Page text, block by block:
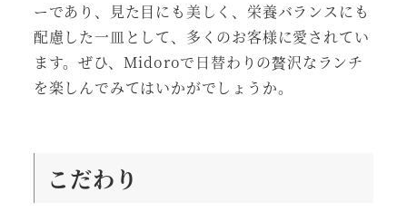
ーであり、見た目にも美しく、栄養バランスにも
配慮した一皿として、多くのお客様に愛されてい
ます。ぜひ、Midoroで日替わりの贅沢なランチ
を楽しんでみてはいかがでしょうか。
こだわり